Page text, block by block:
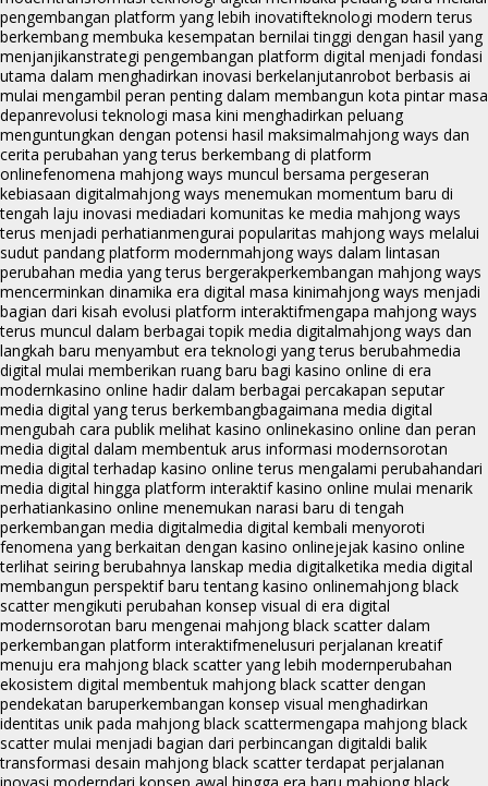
pengembangan platform yang lebih inovatifteknologi modern terus
berkembang membuka kesempatan bernilai tinggi dengan hasil yang
menjanjikanstrategi pengembangan platform digital menjadi fondasi
utama dalam menghadirkan inovasi berkelanjutanrobot berbasis ai
mulai mengambil peran penting dalam membangun kota pintar masa
depanrevolusi teknologi masa kini menghadirkan peluang
menguntungkan dengan potensi hasil maksimalmahjong ways dan
cerita perubahan yang terus berkembang di platform
onlinefenomena mahjong ways muncul bersama pergeseran
kebiasaan digitalmahjong ways menemukan momentum baru di
tengah laju inovasi mediadari komunitas ke media mahjong ways
terus menjadi perhatianmengurai popularitas mahjong ways melalui
sudut pandang platform modernmahjong ways dalam lintasan
perubahan media yang terus bergerakperkembangan mahjong ways
mencerminkan dinamika era digital masa kinimahjong ways menjadi
bagian dari kisah evolusi platform interaktifmengapa mahjong ways
terus muncul dalam berbagai topik media digitalmahjong ways dan
langkah baru menyambut era teknologi yang terus berubahmedia
digital mulai memberikan ruang baru bagi kasino online di era
modernkasino online hadir dalam berbagai percakapan seputar
media digital yang terus berkembangbagaimana media digital
mengubah cara publik melihat kasino onlinekasino online dan peran
media digital dalam membentuk arus informasi modernsorotan
media digital terhadap kasino online terus mengalami perubahandari
media digital hingga platform interaktif kasino online mulai menarik
perhatiankasino online menemukan narasi baru di tengah
perkembangan media digitalmedia digital kembali menyoroti
fenomena yang berkaitan dengan kasino onlinejejak kasino online
terlihat seiring berubahnya lanskap media digitalketika media digital
membangun perspektif baru tentang kasino onlinemahjong black
scatter mengikuti perubahan konsep visual di era digital
modernsorotan baru mengenai mahjong black scatter dalam
perkembangan platform interaktifmenelusuri perjalanan kreatif
menuju era mahjong black scatter yang lebih modernperubahan
ekosistem digital membentuk mahjong black scatter dengan
pendekatan baruperkembangan konsep visual menghadirkan
identitas unik pada mahjong black scattermengapa mahjong black
scatter mulai menjadi bagian dari perbincangan digitaldi balik
transformasi desain mahjong black scatter terdapat perjalanan